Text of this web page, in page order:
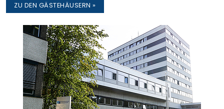
ZU DEN GÄSTEHÄUSERN »